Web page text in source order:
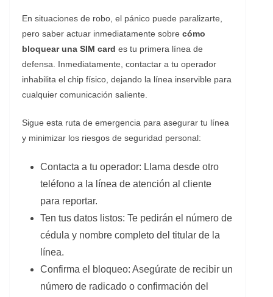
​En situaciones de robo, el pánico puede paralizarte,
pero saber actuar inmediatamente sobre cómo
bloquear una SIM card es tu primera línea de
defensa. Inmediatamente, contactar a tu operador
inhabilita el chip físico, dejando la línea inservible para
cualquier comunicación saliente.
​Sigue esta ruta de emergencia para asegurar tu línea
y minimizar los riesgos de seguridad personal:
​Contacta a tu operador: Llama desde otro
teléfono a la línea de atención al cliente
para reportar.
​Ten tus datos listos: Te pedirán el número de
cédula y nombre completo del titular de la
línea.
​Confirma el bloqueo: Asegúrate de recibir un
número de radicado o confirmación del